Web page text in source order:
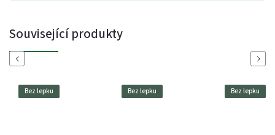
Související produkty
Previous
Bez lepku Bez lepku Bez lepku
Next